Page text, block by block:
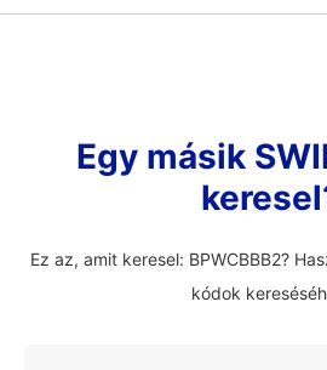
Egy másik
Ez az, amit keresel: BPWCBBB2?
kódok